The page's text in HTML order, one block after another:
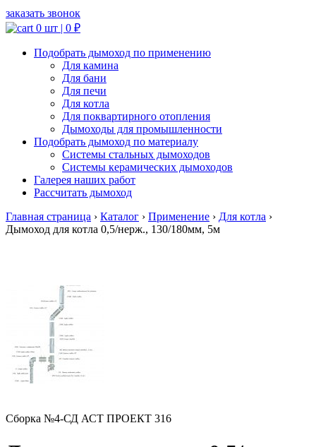
заказать звонок
0 шт | 0 ₽
Подобрать дымоход по применению
Для камина
Для бани
Для печи
Для котла
Для поквартирного отопления
Дымоходы для промышленности
Подобрать дымоход по материалу
Системы стальных дымоходов
Системы керамических дымоходов
Галерея наших работ
Рассчитать дымоход
Главная страница › Каталог › Применение › Для котла ›
Дымоход для котла 0,5/нерж., 130/180мм, 5м
Сборка №4-СД АСТ ПРОЕКТ 316